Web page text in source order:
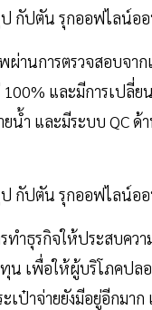
นการตรวจสอบจา
และมีการเปลี่ย
ยนํ้า และมีระบบ QC
ำธุรกิจให้ประสบคว
น เพื่อให้ผู้บริโภคปล
าจ่ายยังมีอยู่อีกมาก